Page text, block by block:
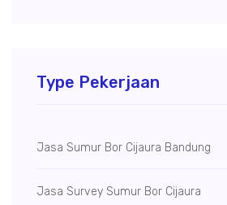
Type Pekerjaan
Jasa Sumur Bor Cijaura Bandung
Jasa Survey Sumur Bor Cijaura